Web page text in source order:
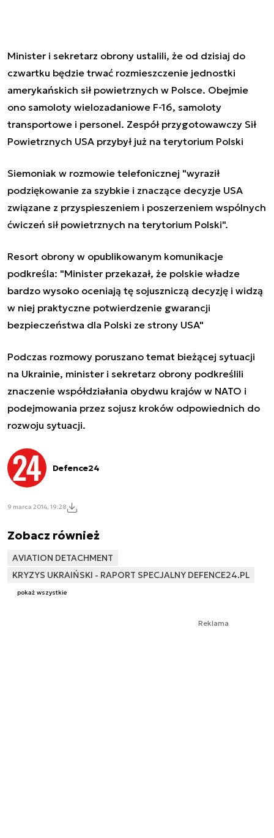
Minister i sekretarz obrony ustalili, że od dzisiaj do
czwartku będzie trwać rozmieszczenie jednostki
amerykańskich sił powietrznych w Polsce. Obejmie
ono samoloty wielozadaniowe F-16, samoloty
transportowe i personel. Zespół przygotowawczy Sił
Powietrznych USA przybył już na terytorium Polski
Siemoniak w rozmowie telefonicznej "wyraził
podziękowanie za szybkie i znaczące decyzje USA
związane z przyspieszeniem i poszerzeniem wspólnych
ćwiczeń sił powietrznych na terytorium Polski".
Resort obrony w opublikowanym komunikacje
podkreśla: "Minister przekazał, że polskie władze
bardzo wysoko oceniają tę sojuszniczą decyzję i widzą
w niej praktyczne potwierdzenie gwarancji
bezpieczeństwa dla Polski ze strony USA"
Podczas rozmowy poruszano temat bieżącej sytuacji
na Ukrainie, minister i sekretarz obrony podkreślili
znaczenie współdziałania obydwu krajów w NATO i
podejmowania przez sojusz kroków odpowiednich do
rozwoju sytuacji.
Defence24
9 marca 2014, 19:28
Zobacz również
AVIATION DETACHMENT
KRYZYS UKRAIŃSKI - RAPORT SPECJALNY DEFENCE24.PL
pokaż wszystkie
Reklama